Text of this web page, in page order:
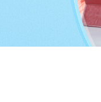
이행할 때부터 하
러므로 진리를 추
이행할 수 있고, 진